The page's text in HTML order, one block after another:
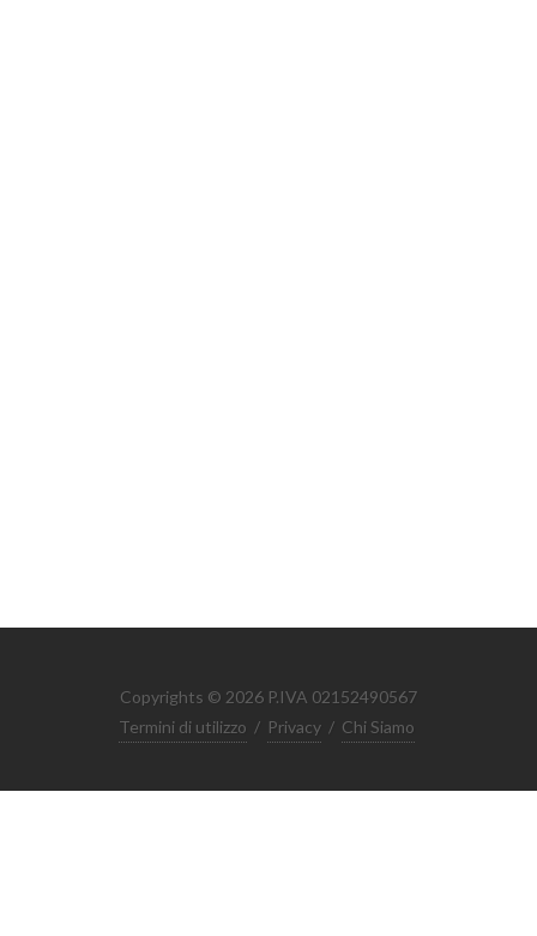
Copyrights © 2026 P.IVA 02152490567
Termini di utilizzo / Privacy / Chi Siamo